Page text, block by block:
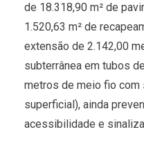
de 18.318,90 m² de
1.520,63 m² de
extensão de 2.142,00
subterrânea em tubos
metros de meio fio com
superficial), ainda
acessibilidade e